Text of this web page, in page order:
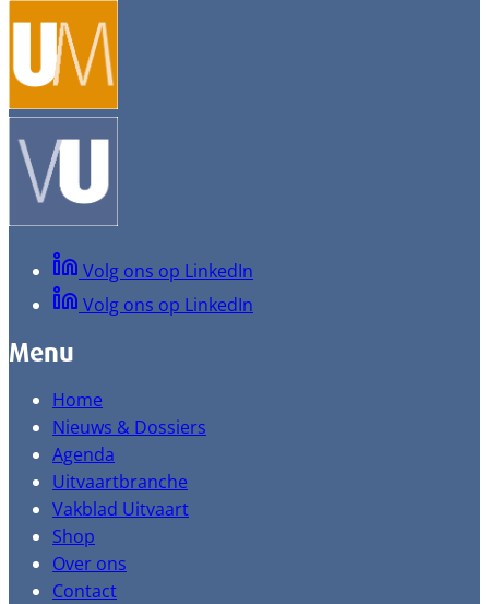
Volg ons op LinkedIn
Volg ons op LinkedIn
Menu
Home
Nieuws & Dossiers
Agenda
Uitvaartbranche
Vakblad Uitvaart
Shop
Over ons
Contact